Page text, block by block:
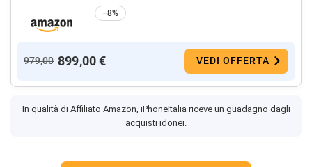
−8%
979,00 899,00 € VEDI OFFERTA
In qualità di Affiliato Amazon, iPhoneItalia riceve un guadagno dagli
acquisti idonei.